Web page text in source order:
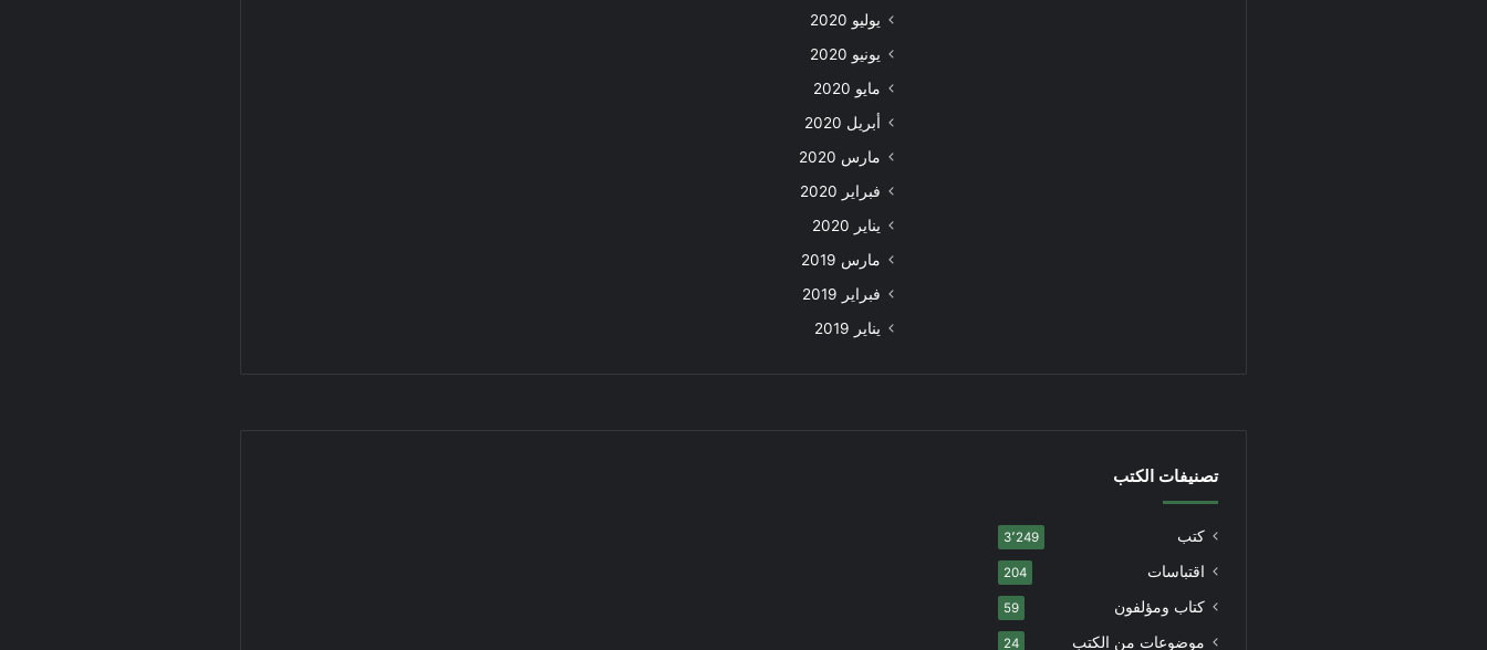
يوليو 2020
يونيو 2020
مايو 2020
أبريل 2020
مارس 2020
فبراير 2020
يناير 2020
مارس 2019
فبراير 2019
يناير 2019
تصنيفات الكتب
كتب 3٬249
اقتباسات 204
كتاب ومؤلفون 59
موضوعات من الكتب 24